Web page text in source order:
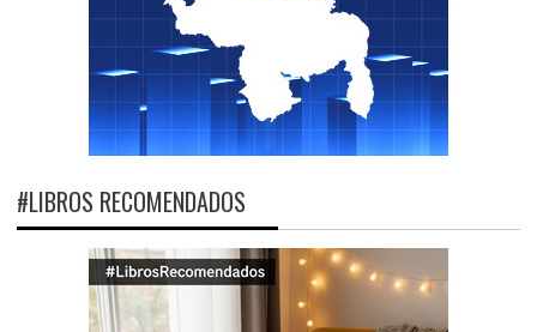
#LIBROS RECOMENDADOS